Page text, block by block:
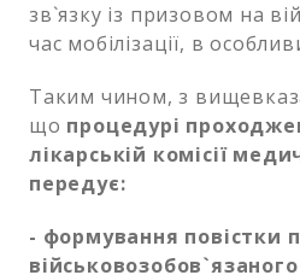
зв`язку із призовом на
час мобілізації, в
Таким чином, з
що процедурі
лікарській комісії
передує:
- формування повістки